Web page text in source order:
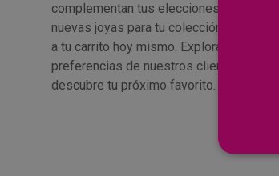
complementan tus elecciones. Encuentra
nuevas joyas para tu colección y añádelas
a tu carrito hoy mismo. Explora las
preferencias de nuestros clientes y
descubre tu próximo favorito.